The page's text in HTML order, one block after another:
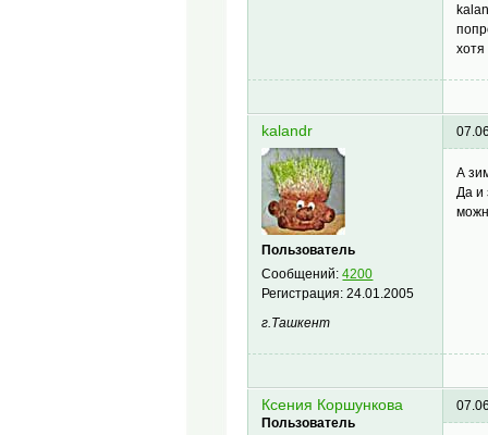
kalandr
Пользователь
Сообщений:4200
Регистрация:24.01.2005
г.Ташкент
А
Да и
Ксения Коршункова
Пользователь